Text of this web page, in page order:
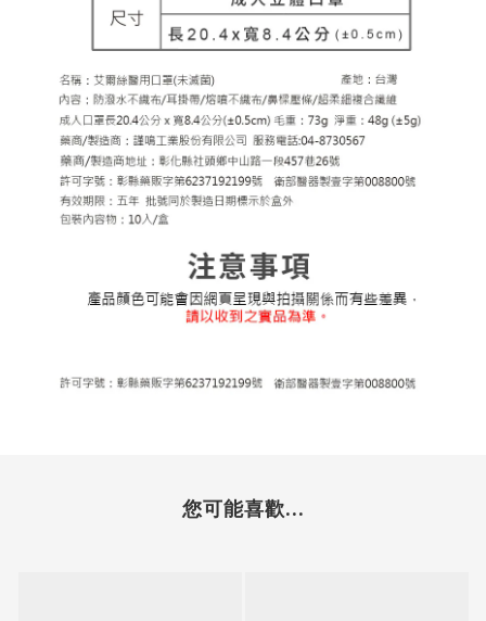
您可能喜歡...